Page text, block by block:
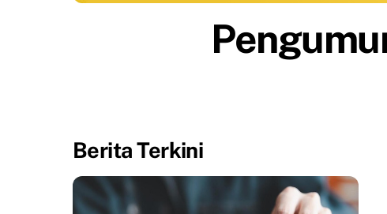
Berita Terkini